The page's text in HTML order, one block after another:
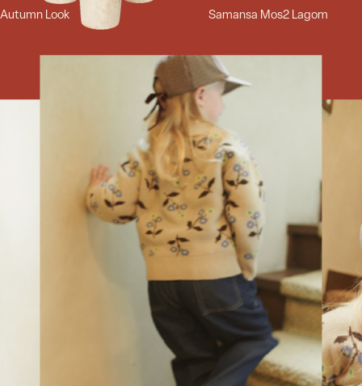
Autumn Look Samansa Mos2 Lagom